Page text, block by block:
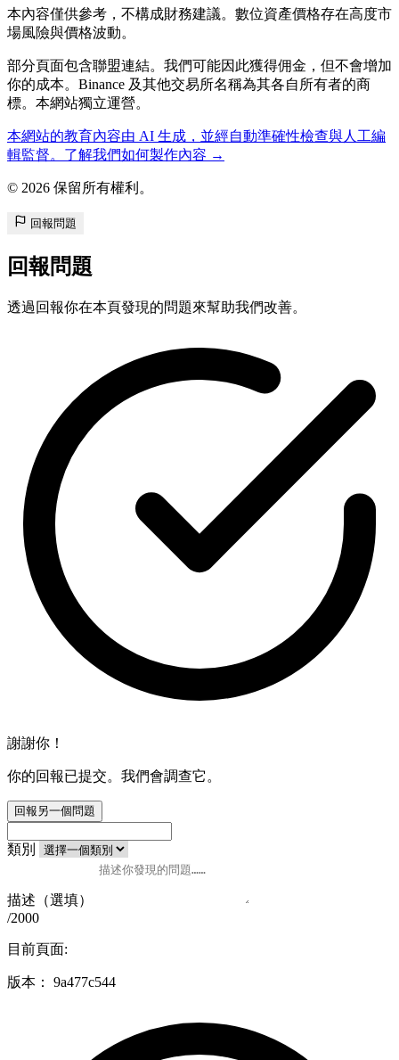
本內容僅供參考，不構成財務建議。數位資產價格存在高度市
場風險與價格波動。
部分頁面包含聯盟連結。我們可能因此獲得佣金，但不會增加
你的成本。Binance 及其他交易所名稱為其各自所有者的商
標。本網站獨立運營。
本網站的教育內容由 AI 生成，並經自動準確性檢查與人工編
輯監督。了解我們如何製作內容 →
© 2026 保留所有權利。
回報問題
回報問題
透過回報你在本頁發現的問題來幫助我們改善。
謝謝你！
你的回報已提交。我們會調查它。
回報另一個問題
類別
描述（選填）
/2000
目前頁面:
版本： 9a477c544